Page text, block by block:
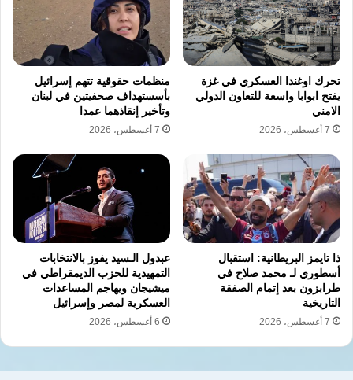
تحرك اوغندا العسكري في غزة
يفتح ابوابا واسعة للتعاون الدولي
الامني
7 أغسطس، 2026
منظمات حقوقية تتهم إسرائيل
بأسستهداف صحفيتين في لبنان
وتأخير إنقاذهما عمدا
7 أغسطس، 2026
ذا تايمز البريطانية: استقبال
أسطوري لـ محمد صلاح في
طرابزون بعد إتمام الصفقة
التاريخية
7 أغسطس، 2026
عبدول الـسيد يفوز بالانتخابات
التمهيدية للحزب الديمقراطي في
ميشيجان ويهاجم المساعدات
العسكرية لمصر وإسرائيل
6 أغسطس، 2026